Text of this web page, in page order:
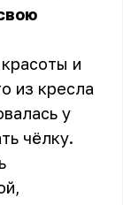
и
из кресла
у
чёлку.